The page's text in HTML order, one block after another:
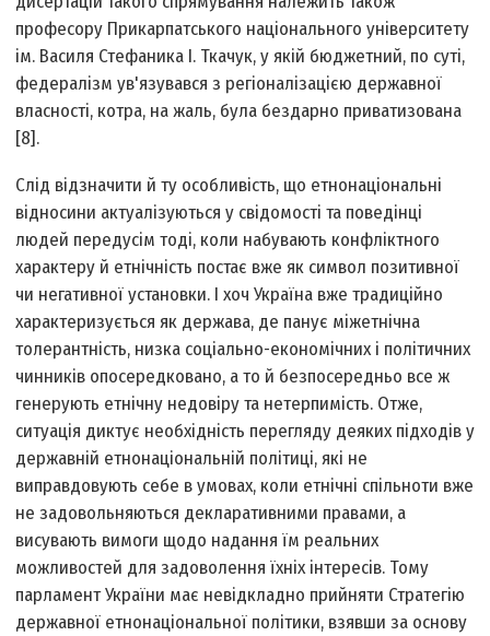
професору Прикарпатського національного університету
ім. Василя Стефаника І. Ткачук, у якій бюджетний, по суті,
федералізм ув'язувався з регіоналізацією державної
власності, котра, на жаль, була бездарно приватизована
[8].
Слід відзначити й ту особливість, що етнонаціональні
відносини актуалізуються у свідомості та поведінці
людей передусім тоді, коли набувають конфліктного
характеру й етнічність постає вже як символ позитивної
чи негативної установки. І хоч Україна вже традиційно
характеризується як держава, де панує міжетнічна
толерантність, низка соціально-економічних і політичних
чинників опосередковано, а то й безпосередньо все ж
генерують етнічну недовіру та нетерпимість. Отже,
ситуація диктує необхідність перегляду деяких підходів у
державній етнонаціональній політиці, які не
виправдовують себе в умовах, коли етнічні спільноти вже
не задовольняються декларативними правами, а
висувають вимоги щодо надання їм реальних
можливостей для задоволення їхніх інтересів. Тому
парламент України має невідкладно прийняти Стратегію
державної етнонаціональної політики, взявши за основу